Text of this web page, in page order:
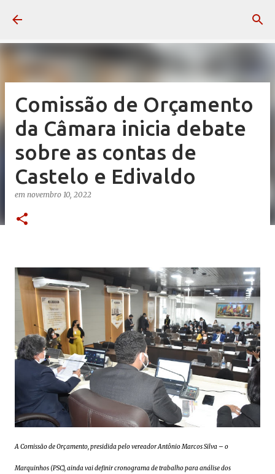
Comissão de Orçamento
da Câmara inicia debate
sobre as contas de
Castelo e Edivaldo
em novembro 10, 2022
A Comissão de Orçamento, presidida pelo vereador Antônio Marcos Silva – o
Marquinhos (PSC), ainda vai definir cronograma de trabalho para análise dos